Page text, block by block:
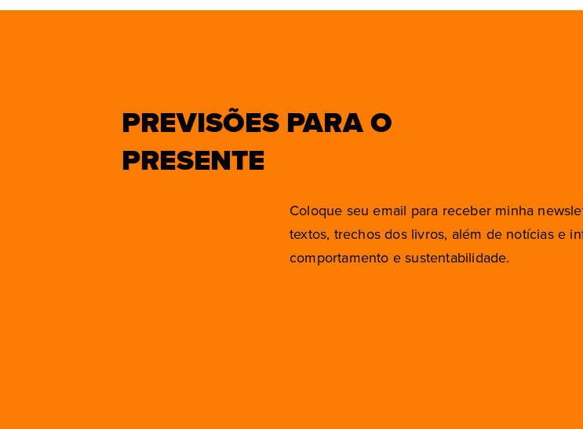
PREVISÕES PARA O
PRESENTE
Coloque seu email para receber minha
textos, trechos dos livros, além de notícias e
comportamento e sustentabilidade.